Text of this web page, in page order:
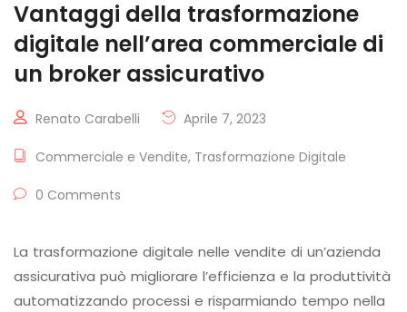
Vantaggi della trasformazione
digitale nell’area commerciale di
un broker assicurativo
Renato Carabelli Aprile 7, 2023
Commerciale e Vendite, Trasformazione Digitale
0 Comments
La trasformazione digitale nelle vendite di un’azienda
assicurativa può migliorare l’efficienza e la produttività
automatizzando processi e risparmiando tempo nella